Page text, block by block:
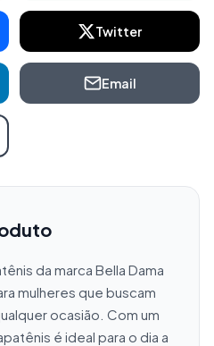
Twitter
Email
da marca Bella Dama
mulheres que buscam
ocasião. Com um
é ideal para o dia a